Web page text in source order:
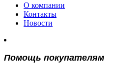
О компании
Контакты
Новости
Помощь покупателям